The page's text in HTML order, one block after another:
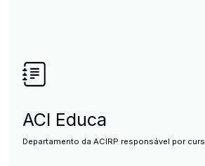
ACI Educa
Departamento da ACIRP responsável por